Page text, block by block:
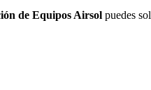
de Equipos Airsol puedes